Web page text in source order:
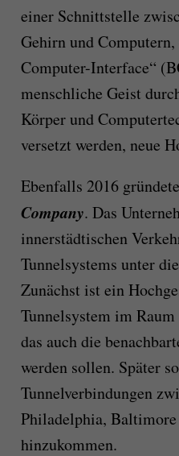
einer Schnittstelle
Gehirn und
Computer-Interface“
menschliche Geist
Körper und
versetzt werden, neue
Ebenfalls 2016
Company. Das
innerstädtischen
Tunnelsystems unter
Zunächst ist ein
Tunnelsystem im
das auch die
werden sollen. Später
Tunnelverbindungen
Philadelphia,
hinzukommen.